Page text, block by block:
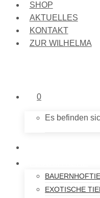
SHOP
AKTUELLES
KONTAKT
ZUR WILHELMA
0
Es befinden
EXOTISCHE